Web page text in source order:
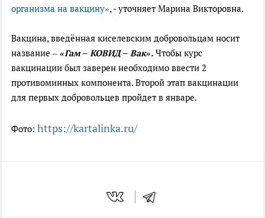
организма на вакцину», - уточняет Марина Викторовна.
Вакцина, введённая киселевским добровольцам носит
название – «Гам – КОВИД – Вак». Чтобы курс
вакцинации был заверен необходимо ввести 2
противоминных компонента. Второй этап вакцинации
для первых добровольцев пройдет в январе.
Фото: https://kartalinka.ru/